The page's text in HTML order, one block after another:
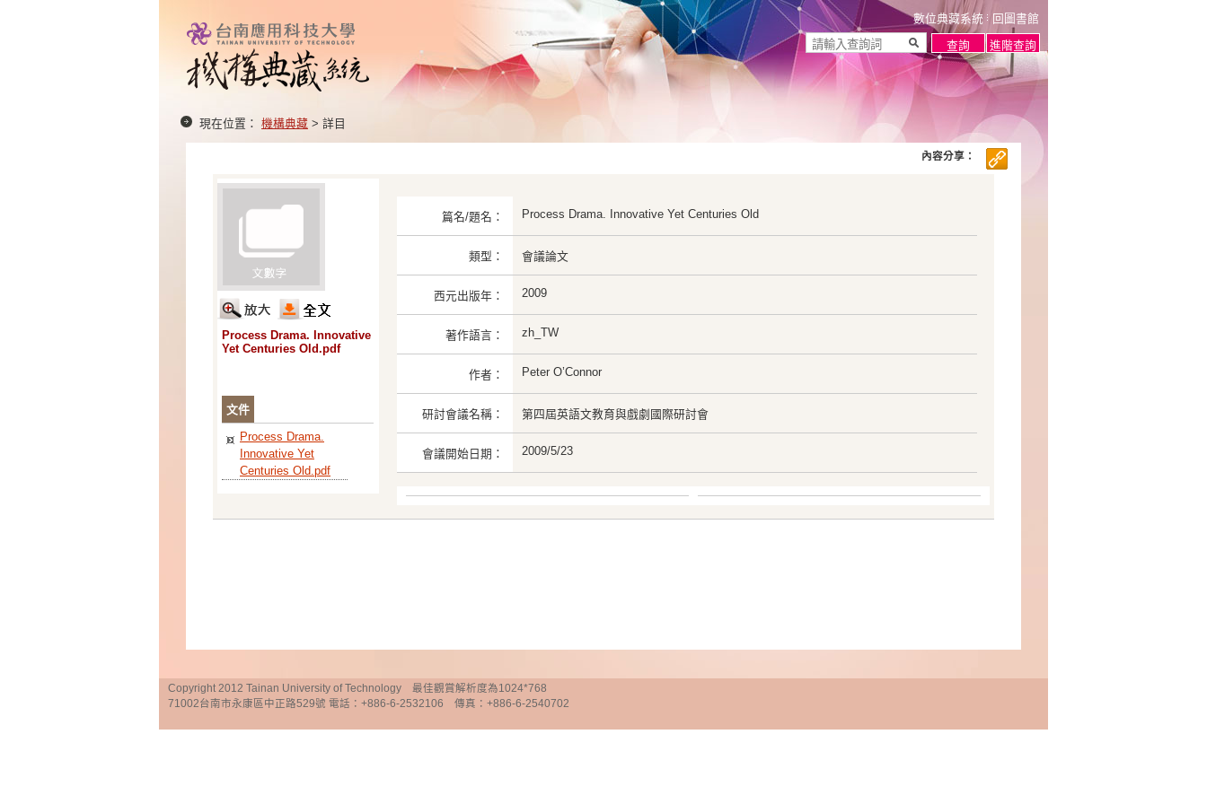
數位典藏系統 回圖書館
現在位置： 機構典藏 > 詳目
Process Drama. Innovative
Yet Centuries Old.pdf
文件
Process Drama.
Innovative Yet
Centuries Old.pdf
篇名/題名： Process Drama. Innovative Yet Centuries Old
類型： 會議論文
西元出版年： 2009
著作語言： zh_TW
作者： Peter O’Connor
研討會議名稱： 第四屆英語文教育與戲劇國際研討會
會議開始日期： 2009/5/23
內容分享：
Copyright 2012 Tainan University of Technology 最佳觀賞解析度為1024*768
71002台南市永康區中正路529號 電話：+886-6-2532106 傳真：+886-6-2540702